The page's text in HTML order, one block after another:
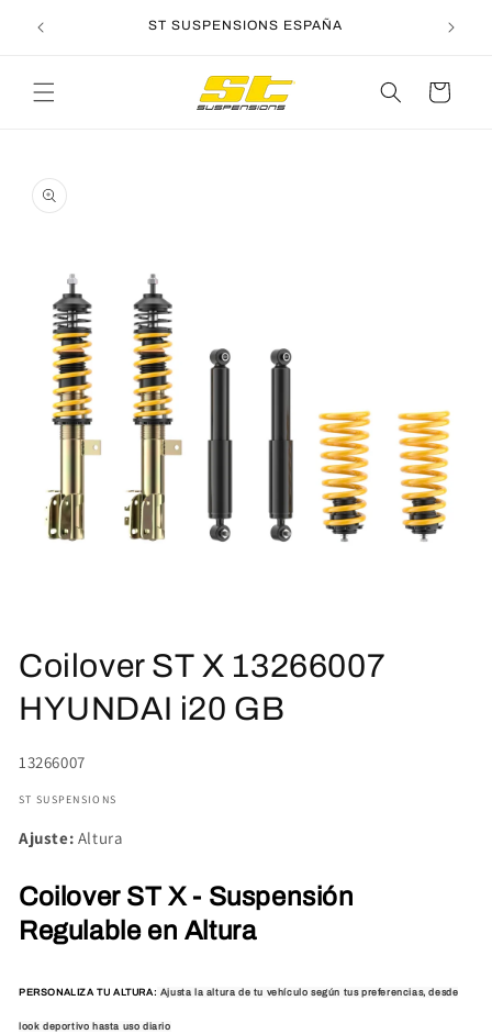
directamente
ST SUSPENSIONS ESPAÑA
Carrito
a la
información
multimedia
1
en
una
Coilover ST X 13266007
HYUNDAI i20 GB
SKU:
13266007
ST SUSPENSIONS
Ajuste: Altura
Coilover ST X - Suspensión
Regulable en Altura
PERSONALIZA TU ALTURA: Ajusta la altura de tu vehículo según tus preferencias, desde
look deportivo hasta uso diario